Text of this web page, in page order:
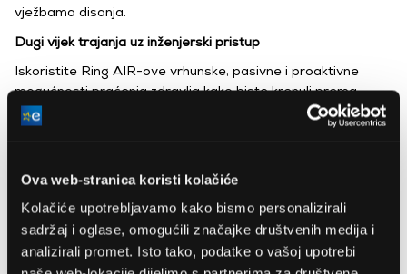
Ova web-stranica koristi kolačiće
Kolačiće upotrebljavamo kako bismo personalizirali
sadržaj i oglase, omogućili značajke društvenih medija i
analizirali promet. Isto tako, podatke o vašoj upotrebi
vježbama disanja.
Dugi vijek trajanja uz inženjerski pristup
Iskoristite Ring AIR-ove vrhunske, pasivne i proaktivne
mogućnosti praćenja zdravlja kako biste krenuli prema
duljem i zdravijem životu te produžili vitalnost svog života.
Ovaj PowerPlug diskretno prati vaš srčani ritam svake noći,
otkrivajući rane znakove fibrilacije atrija (AFib). Uživajte u
besprijekornom noćnom praćenju s dnevnim izvješćima
medicinske kvalitete za potpuni mir.